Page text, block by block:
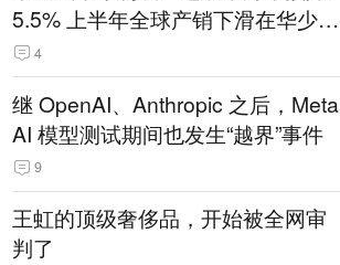
5.5% 上半年全球产销下滑在华少卖
14.3万辆
4
继 OpenAI、Anthropic 之后，Meta
AI 模型测试期间也发生“越界”事件
9
王虹的顶级奢侈品，开始被全网审
判了